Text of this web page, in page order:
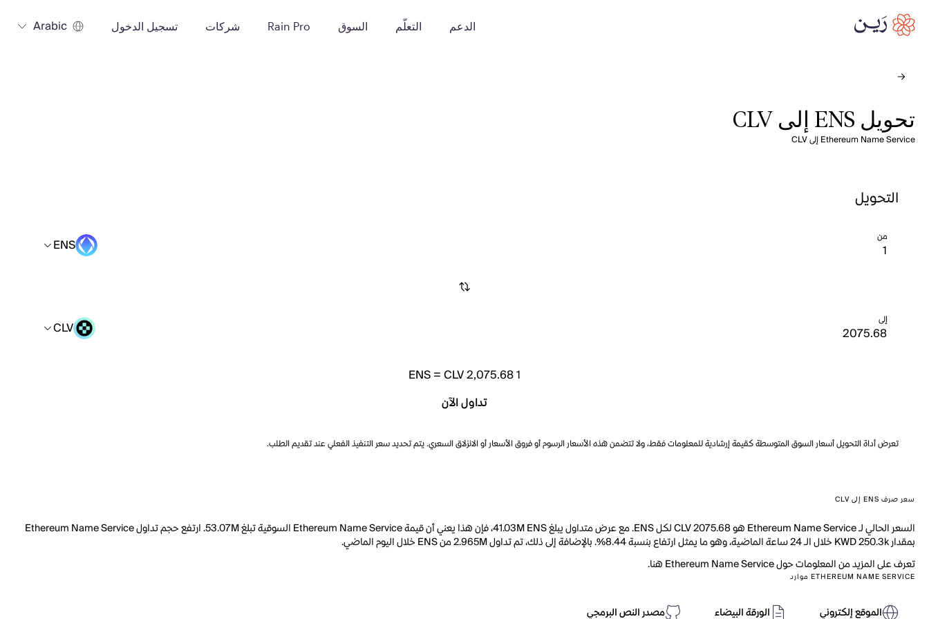
الدعم التعلّم السوق Rain Pro شركات تسجيل الدخول Arabic
تحويل ENS إلى CLV
Ethereum Name Service إلى CLV
التحويل
من ENS
إلى CLV
1
ENS=CLV 2,075.68
تداول الآن
تعرض أداة التحويل أسعار السوق المتوسطة كقيمة إرشادية للمعلومات فقط، ولا تتضمن هذه الأسعار الرسوم أو فروق الأسعار أو الانزلاق السعري. يتم تحديد سعر التنفيذ الفعلي عند تقديم الطلب.
سعر صرف ENS إلى CLV
السعر الحالي لـ Ethereum Name Service هو CLV 2075.68 لكل ENS. مع عرض متداول يبلغ 41.03M ENS، فإن هذا يعني أن قيمة Ethereum Name Service السوقية تبلغ 53.07M. ارتفع حجم تداول Ethereum Name Service
بمقدار KWD 250.3k خلال الـ 24 ساعة الماضية، وهو ما يمثل ارتفاع بنسبة 8.44%. بالإضافة إلى ذلك، تم تداول 2.965M من ENS خلال اليوم الماضي.
تعرف على المزيد من المعلومات حول Ethereum Name Service هنا.
ETHEREUM NAME SERVICE موارد
الموقع إلكتروني الورقة البيضاء مصدر النص البرمجي